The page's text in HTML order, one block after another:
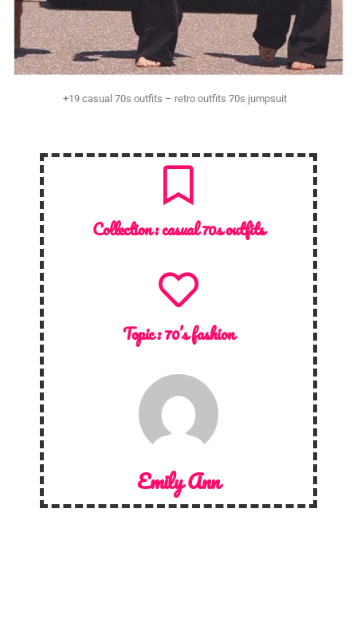
+19 casual 70s outfits – retro outfits 70s jumpsuit
Collection :casual 70s outfits
Topic :70’s fashion
Emily Ann